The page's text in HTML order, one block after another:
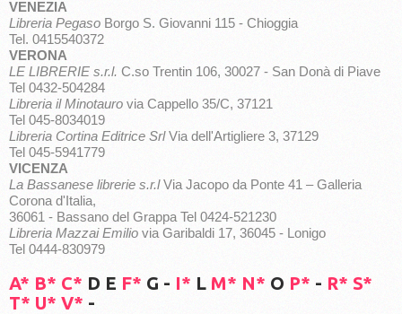
VENEZIA
Libreria Pegaso Borgo S. Giovanni 115 - Chioggia
Tel. 0415540372
VERONA
LE LIBRERIE s.r.l. C.so Trentin 106, 30027 - San Donà di Piave
Tel 0432-504284
Libreria il Minotauro via Cappello 35/C, 37121
Tel 045-8034019
Libreria Cortina Editrice SrlVia dell'Artigliere 3, 37129
Tel 045-5941779
VICENZA
La Bassanese librerie s.r.lVia Jacopo da Ponte 41 – Galleria
Corona d'Italia,
36061 - Bassano del Grappa Tel 0424-521230
Libreria Mazzai Emilio via Garibaldi 17, 36045 - Lonigo
Tel 0444-830979
A* B* C* D E F* G - I* L M* N* O P* - R* S*
T* U* V* -